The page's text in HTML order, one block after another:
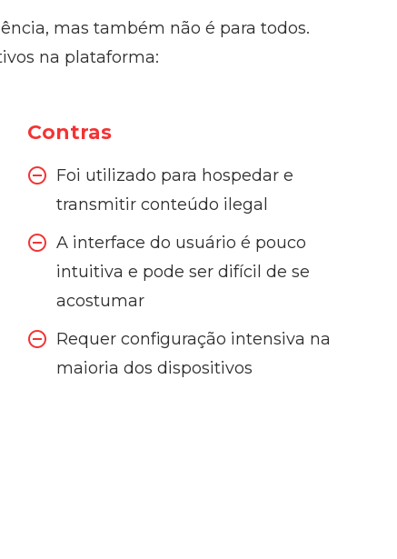
mas também não é para todos.
na plataforma:
Contras
Foi utilizado para hospedar e
transmitir conteúdo ilegal
A interface do usuário é pouco
intuitiva e pode ser difícil de se
acostumar
Requer configuração intensiva na
maioria dos dispositivos